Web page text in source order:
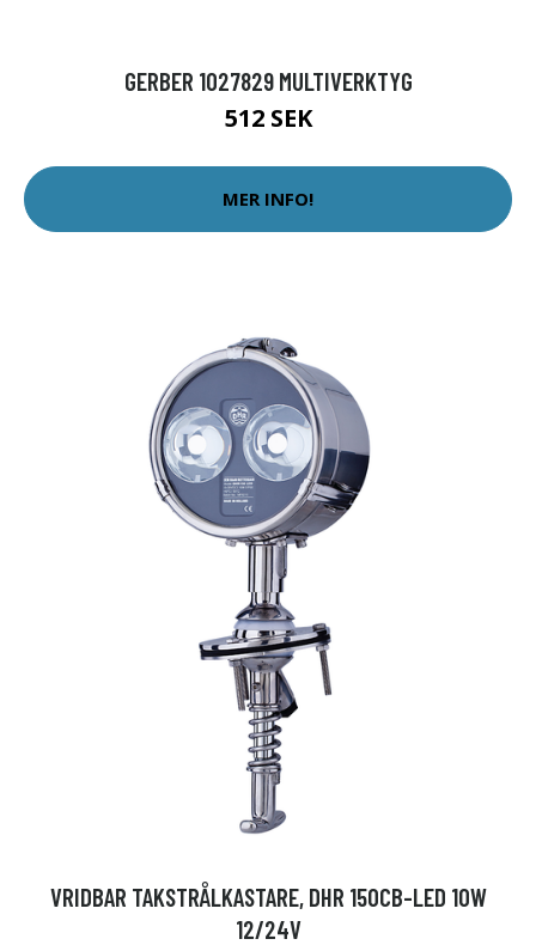
GERBER 1027829 MULTIVERKTYG
512 SEK
MER INFO!
VRIDBAR TAKSTRÅLKASTARE, DHR 150CB-LED 10W
12/24V